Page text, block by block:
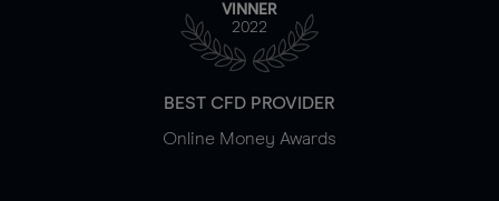
VINNER
2022
BEST CFD PROVIDER
Online Money Awards